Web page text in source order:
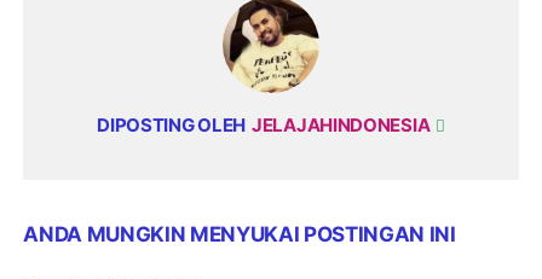
DIPOSTING OLEH JELAJAHINDONESIA
ANDA MUNGKIN MENYUKAI POSTINGAN INI